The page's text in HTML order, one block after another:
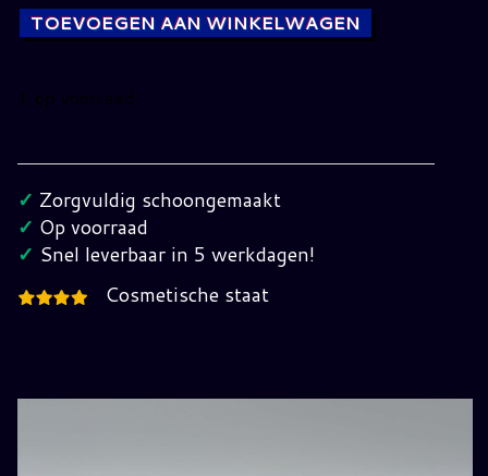
TOEVOEGEN AAN WINKELWAGEN
1 op voorraad
set
633
Compleet
in
(sealed)
✓ Zorgvuldig schoongemaakt
✓ Op voorraad
✓ Snel leverbaar in 5 werkdagen!
Cosmetische staat